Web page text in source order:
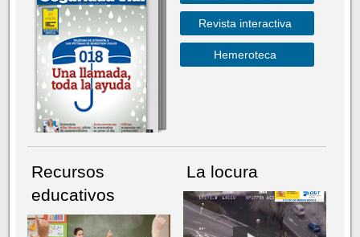
Revista interactiva
Hemeroteca
Recursos
educativos
La locura